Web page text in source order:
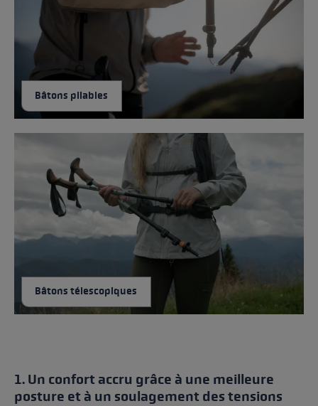
Bâtons pliables
Bâtons télescopiques
1. Un confort accru grâce à une meilleure
posture et à un soulagement des tensions